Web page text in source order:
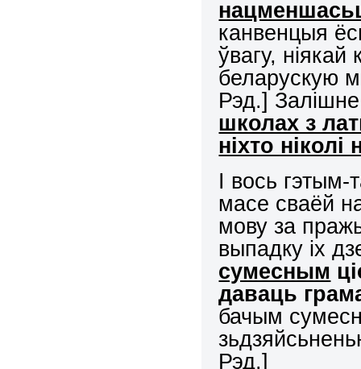
канвенцыя
ўвагу,
беларускую
Рэд.]
школах з
ніхто
І вось гэтым-
масе сваёй
мову за
выпадку іх
сумесным
даваць
бачым
Рэд.]